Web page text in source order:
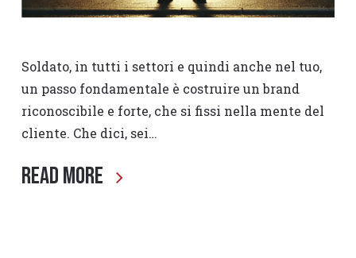
Soldato, in tutti i settori e quindi anche nel tuo,
un passo fondamentale è costruire un brand
riconoscibile e forte, che si fissi nella mente del
cliente. Che dici, sei…
Read More